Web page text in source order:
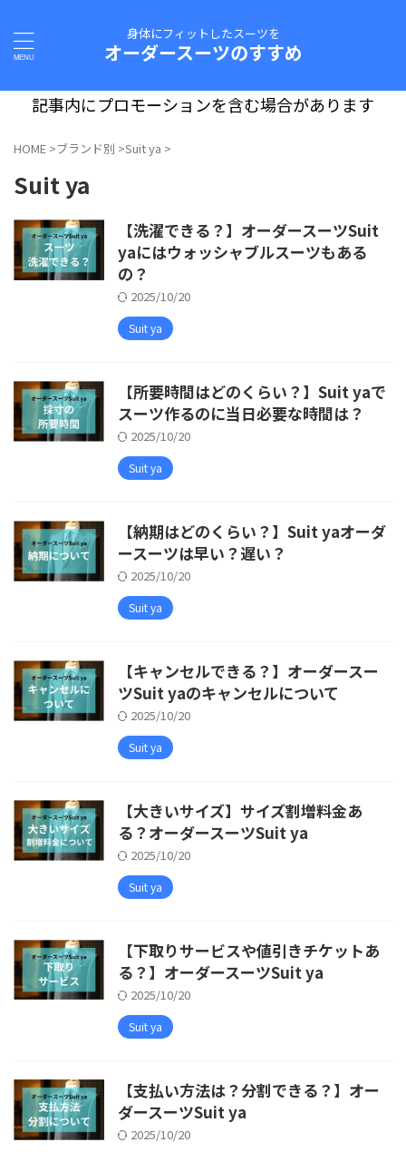
身体にフィットしたスーツを
オーダースーツのすすめ
記事内にプロモーションを含む場合があります
HOME >ブランド別 >Suit ya >
Suit ya
【洗濯できる？】オーダースーツSuit
yaにはウォッシャブルスーツもある
の？
2025/10/20
Suit ya
【所要時間はどのくらい？】Suit yaで
スーツ作るのに当日必要な時間は？
2025/10/20
Suit ya
【納期はどのくらい？】Suit yaオーダ
ースーツは早い？遅い？
2025/10/20
Suit ya
【キャンセルできる？】オーダースー
ツSuit yaのキャンセルについて
2025/10/20
Suit ya
【大きいサイズ】サイズ割増料金あ
る？オーダースーツSuit ya
2025/10/20
Suit ya
【下取りサービスや値引きチケットあ
る？】オーダースーツSuit ya
2025/10/20
Suit ya
【支払い方法は？分割できる？】オー
ダースーツSuit ya
2025/10/20